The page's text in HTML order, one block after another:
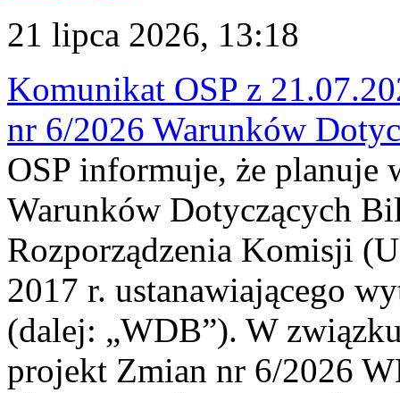
21 lipca 2026, 13:18
Komunikat OSP z
nr 6/2026 Warunków
OSP informuje, że planuje
Warunków Dotyczących
Rozporządzenia Komisji
2017 r. ustanawiającego
(dalej: „WDB”). W
projekt Zmian nr 6/2026